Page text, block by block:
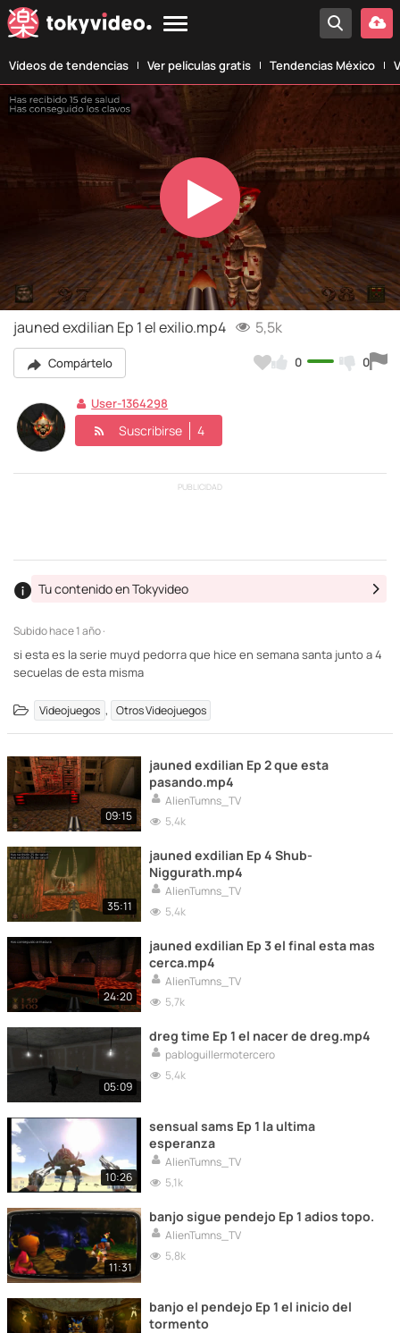
Vídeos de tendencias Ver películas gratis Tendencias México
Play
Video
jauned exdilian Ep 1 el exilio.mp4 5,5k
Compártelo 0 0
User-1364298
Suscribirse 4
PUBLICIDAD
Subidohace 1 año ·
Tu contenido en Tokyvideo
si esta es la serie muyd pedorra que hice en semana santa junto a 4
secuelas de esta misma
Videojuegos , Otros Videojuegos
09:15
jauned exdilian Ep 2 que esta
pasando.mp4
AlienTumns_TV
5,4k
35:11
jauned exdilian Ep 4 Shub-
Niggurath.mp4
AlienTumns_TV
5,4k
24:20
jauned exdilian Ep 3 el final esta mas
cerca.mp4
AlienTumns_TV
5,7k
05:09
dreg time Ep 1 el nacer de dreg.mp4
pabloguillermotercero
5,4k
10:26
sensual sams Ep 1 la ultima
esperanza
AlienTumns_TV
5,1k
11:31
banjo sigue pendejo Ep 1 adios topo.
AlienTumns_TV
5,8k
banjo el pendejo Ep 1 el inicio del
tormento